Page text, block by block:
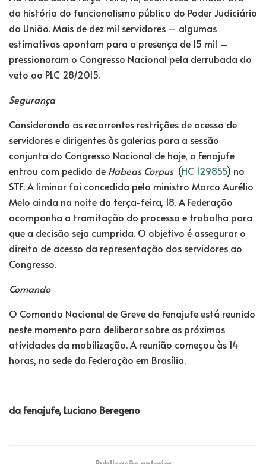
da história do funcionalismo público do Poder Judiciário
da União. Mais de dez mil servidores – algumas
estimativas apontam para a presença de 15 mil –
pressionaram o Congresso Nacional pela derrubada do
veto ao PLC 28/2015.
Segurança
Considerando as recorrentes restrições de acesso de
servidores e dirigentes às galerias para a sessão
conjunta do Congresso Nacional de hoje, a Fenajufe
entrou com pedido de Habeas Corpus(HC 129855) no
STF. A liminar foi concedida pelo ministro Marco Aurélio
Melo ainda na noite da terça-feira, 18. A Federação
acompanha a tramitação do processo e trabalha para
que a decisão seja cumprida. O objetivo é assegurar o
direito de acesso da representação dos servidores ao
Congresso.
Comando
O Comando Nacional de Greve da Fenajufe está reunido
neste momento para deliberar sobre as próximas
atividades da mobilização. A reunião começou às 14
horas, na sede da Federação em Brasília.
da Fenajufe, Luciano Beregeno